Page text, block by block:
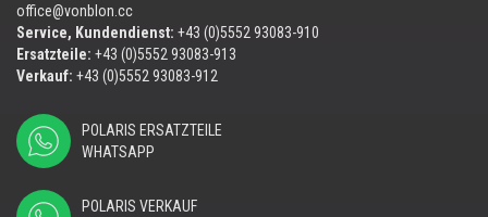
office@vonblon.cc
Service, Kundendienst: +43 (0)5552 93083-910
Ersatzteile: +43 (0)5552 93083-913
Verkauf: +43 (0)5552 93083-912
POLARIS ERSATZTEILE
WHATSAPP
POLARIS VERKAUF